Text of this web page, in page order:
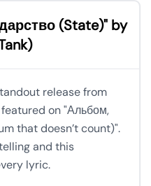
(State)" by
release from
on "Альбом,
that doesn’t count)".
and this
lyric.